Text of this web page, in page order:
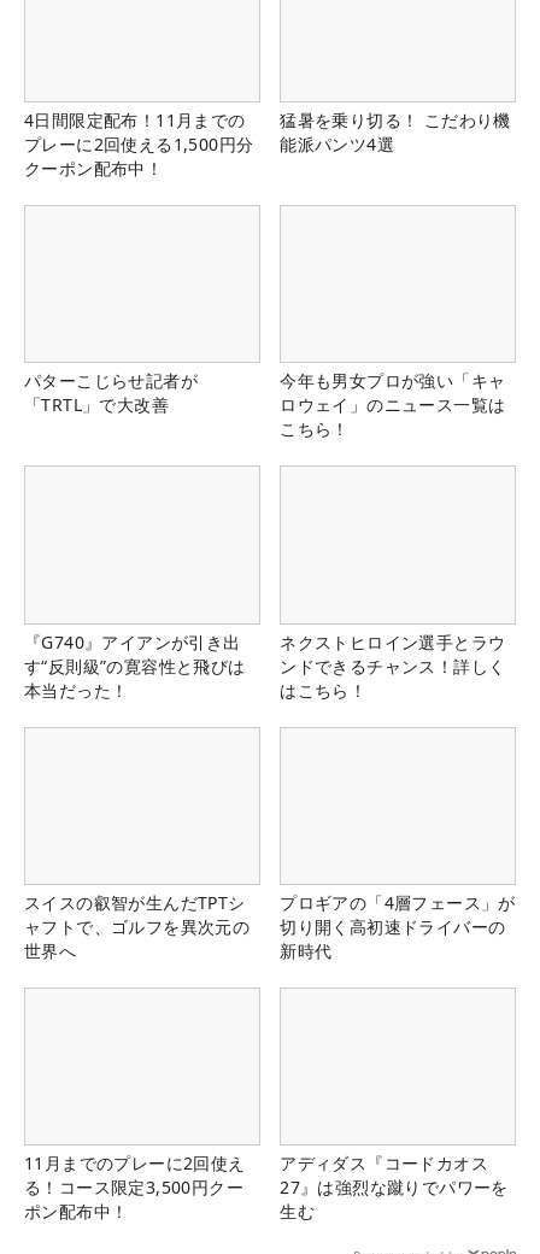
4日間限定配布！11月までの
プレーに2回使える1,500円分
クーポン配布中！
猛暑を乗り切る！ こだわり機
能派パンツ4選
パターこじらせ記者が
「TRTL」で大改善
今年も男女プロが強い「キャ
ロウェイ」のニュース一覧は
こちら！
『G740』アイアンが引き出
す“反則級”の寛容性と飛びは
本当だった！
ネクストヒロイン選手とラウ
ンドできるチャンス！詳しく
はこちら！
スイスの叡智が生んだTPTシ
ャフトで、ゴルフを異次元の
世界へ
プロギアの「4層フェース」が
切り開く高初速ドライバーの
新時代
11月までのプレーに2回使え
る！コース限定3,500円クー
ポン配布中！
アディダス『コードカオス
27』は強烈な蹴りでパワーを
生む